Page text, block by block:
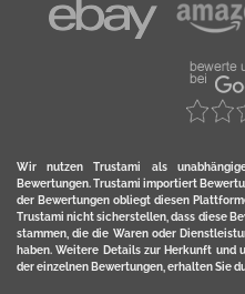
Wir nutzen Trustami als
Bewertungen. Trustami importiert
der Bewertungen obliegt diesen
Trustami nicht sicherstellen, dass diese
stammen, die die Waren oder
haben. Weitere Details zur Herkunft und
der einzelnen Bewertungen, erhalten Sie